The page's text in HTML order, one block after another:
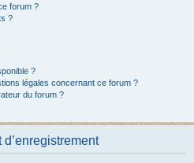
forum ?
?
?
légales concernant ce forum ?
du forum ?